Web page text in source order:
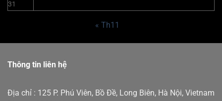
31
« Th11
Thông tin liên hệ
Địa chỉ : 125 P. Phú Viên, Bồ Đề, Long Biên, Hà Nội, Vietnam